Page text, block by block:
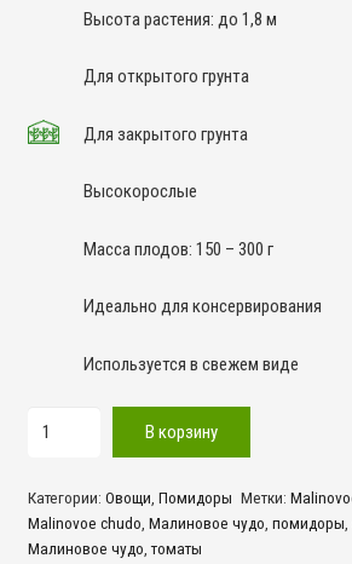
Высота растения: до 1,8 м
Для открытого грунта
Для закрытого грунта
Высокорослые
Масса плодов: 150 – 300 г
Идеально для консервирования
Используется в свежем виде
Количество
чудо
В корзину
Категории: Овощи Помидоры Метки:
Malinovoe chudo Малиновое чудо помидоры
Малиновое чудо томаты